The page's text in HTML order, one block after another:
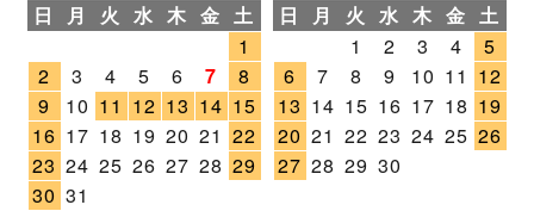
日
月 火 水 木 金 土
1
2
3 4 5 6 7
8
9
10 11 12 13 14 15
16 17 18 19 20 21 22
23 24 25 26 27 28 29
30 31
日
月 火 水 木 金 土
1
2 3 4
5
6
7 8 9 10 11 12
13 14 15 16 17 18 19
20 21 22 23 24 25 26
27 28 29 30